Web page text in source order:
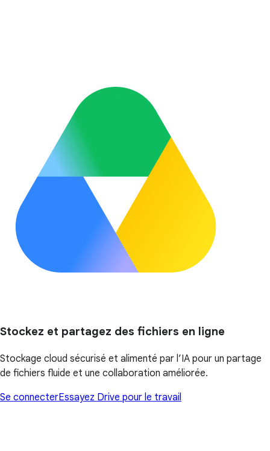
Stockez et partagez des fichiers en ligne
Stockage cloud sécurisé et alimenté par l’IA pour un partage
de fichiers fluide et une collaboration améliorée.
Se connecterEssayez Drive pour le travail